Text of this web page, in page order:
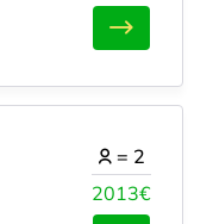
2013€
= 2